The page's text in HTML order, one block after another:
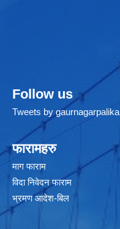
Follow us
Tweets by gaurnagarpalika
फारामहरु
माग फाराम
विदा निवेदन फाराम
भ्रमण आदेश-बिल